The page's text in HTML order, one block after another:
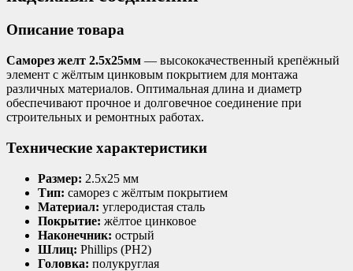
Описание товара
Саморез желт 2.5х25мм — высококачественный крепёжный
элемент с жёлтым цинковым покрытием для монтажа
различных материалов. Оптимальная длина и диаметр
обеспечивают прочное и долговечное соединение при
строительных и ремонтных работах.
Технические характеристики
Размер: 2.5х25 мм
Тип: саморез с жёлтым покрытием
Материал: углеродистая сталь
Покрытие: жёлтое цинковое
Наконечник: острый
Шлиц: Phillips (PH2)
Головка: полукруглая